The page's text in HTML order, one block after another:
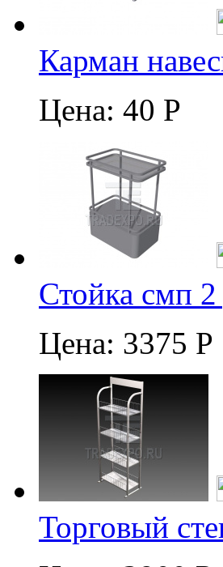
Карман
Цена: 40 Р
Стойка смп
Цена: 3375 Р
Торговый